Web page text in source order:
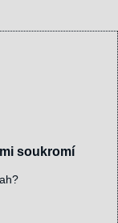
soukromí